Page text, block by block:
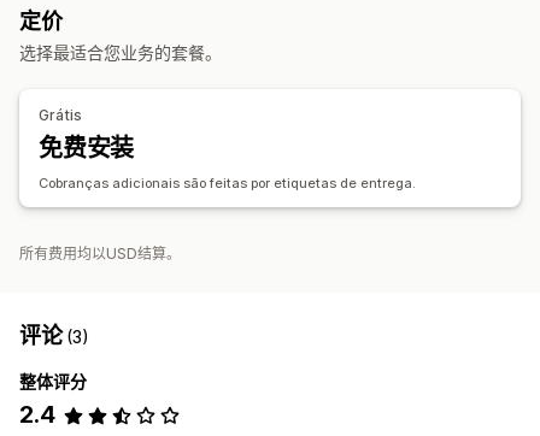
订单同步
基于重量
定价
选择最适合您业务的套餐。
Grátis
免费安装
Cobranças adicionais são feitas por etiquetas de entrega.
所有费用均以USD结算。
评论(3)
整体评分
2.4